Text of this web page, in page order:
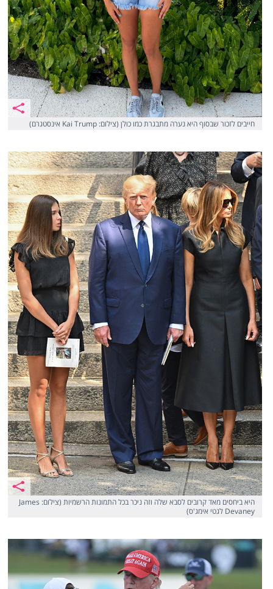
חייבים לזכור שבסוף היא נערה מתבגרת כמו כולן (צילום: Kai Trump אינסטגרם)
היא ביחסים מאד קרובים לסבא שלה וזה ניכר בכל התמונות הרשמיות (צילום: James
Devaney לגטי אימג'ס)